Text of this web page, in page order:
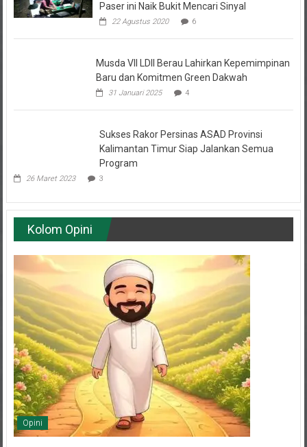
Paser ini Naik Bukit Mencari Sinyal
22 Agustus 2020 6
Musda VII LDII Berau Lahirkan Kepemimpinan
Baru dan Komitmen Green Dakwah
31 Januari 2025 4
Sukses Rakor Persinas ASAD Provinsi
Kalimantan Timur Siap Jalankan Semua
Program
26 Maret 2023 3
Kolom Opini
Opini